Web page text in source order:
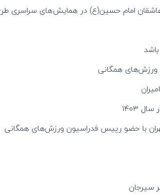
امام حسین(ع) در همایش‌های سراسری
ورزش‌های همگانی
۱۴۰۳
با حضو رییس فدراسیون ورزش‌های همگانی
سیرجان